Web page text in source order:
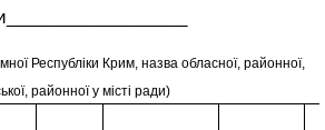
Республіки Крим, назва обласної, районної,
районної у місті ради)